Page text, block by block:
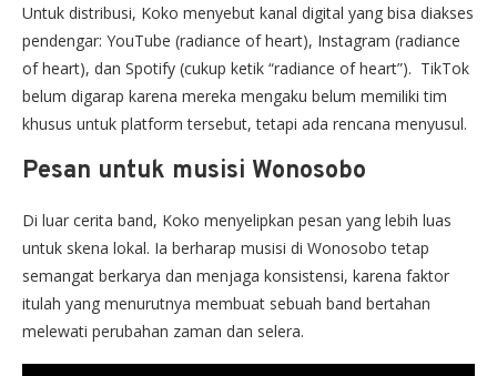
Untuk distribusi, Koko menyebut kanal digital yang bisa diakses
pendengar: YouTube (radiance of heart), Instagram (radiance
of heart), dan Spotify (cukup ketik “radiance of heart”). TikTok
belum digarap karena mereka mengaku belum memiliki tim
khusus untuk platform tersebut, tetapi ada rencana menyusul.
Pesan untuk musisi Wonosobo
Di luar cerita band, Koko menyelipkan pesan yang lebih luas
untuk skena lokal. Ia berharap musisi di Wonosobo tetap
semangat berkarya dan menjaga konsistensi, karena faktor
itulah yang menurutnya membuat sebuah band bertahan
melewati perubahan zaman dan selera.